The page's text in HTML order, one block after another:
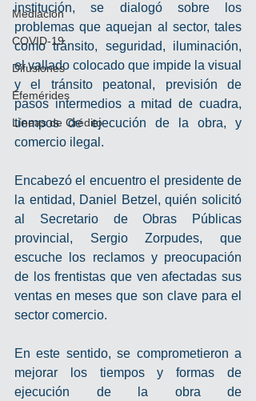
Mediación
COVID-19
Difusiones
Efemérides
Líneas de Crédito
institución, se dialogó sobre los
problemas que aquejan al sector, tales
como tránsito, seguridad, iluminación,
el vallado colocado que impide la visual
y el tránsito peatonal, previsión de
pasos intermedios a mitad de cuadra,
tiempos de ejecución de la obra, y
comercio ilegal.
Encabezó el encuentro el presidente de
la entidad, Daniel Betzel, quién solicitó
al Secretario de Obras Públicas
provincial, Sergio Zorpudes, que
escuche los reclamos y preocupación
de los frentistas que ven afectadas sus
ventas en meses que son clave para el
sector comercio.
En este sentido, se comprometieron a
mejorar los tiempos y formas de
ejecución de la obra de